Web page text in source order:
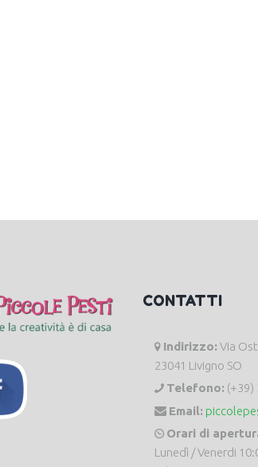
CONTATTI
Indirizzo: Via
23041 Livigno SO
Telefono: (+39)
Email:
Orari di
Lunedì / Venerdi